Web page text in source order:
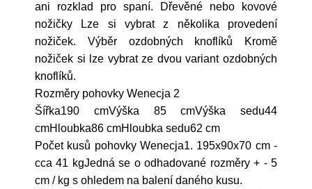
ani rozklad pro spaní. Dřevěné nebo kovové
nožičky Lze si vybrat z několika provedení
nožiček. Výběr ozdobných knoflíků Kromě
nožiček si lze vybrat ze dvou variant ozdobných
knoflíků.
Rozměry pohovky Wenecja 2
Šířka190 cmVýška 85 cmVýška sedu44
cmHloubka86 cmHloubka sedu62 cm
Počet kusů pohovky Wenecja1. 195x90x70 cm -
cca 41 kgJedná se o odhadované rozměry + - 5
cm / kg s ohledem na balení daného kusu.